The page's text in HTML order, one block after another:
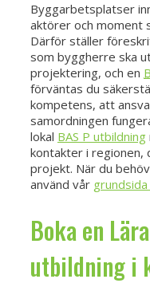
Byggarbetsplatser
aktörer och moment
Därför ställer
som byggherre ska
projektering, och en
förväntas du
kompetens, att
samordningen
lokal BAS P utbildning
kontakter i regionen,
projekt. När du
använd vår
Boka en
utbildning i